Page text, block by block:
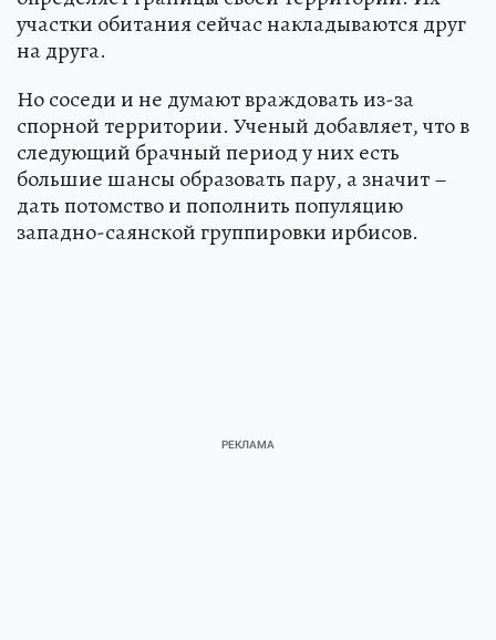
участки обитания сейчас накладываются друг
на друга.
Но соседи и не думают враждовать из-за
спорной территории. Ученый добавляет, что в
следующий брачный период у них есть
большие шансы образовать пару, а значит –
дать потомство и пополнить популяцию
западно-саянской группировки ирбисов.